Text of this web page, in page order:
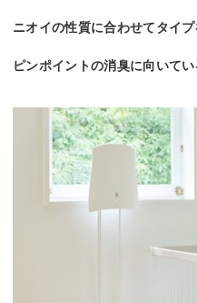
ニオイの性質に合わせてタイプ
ピンポイントの消臭に向いてい